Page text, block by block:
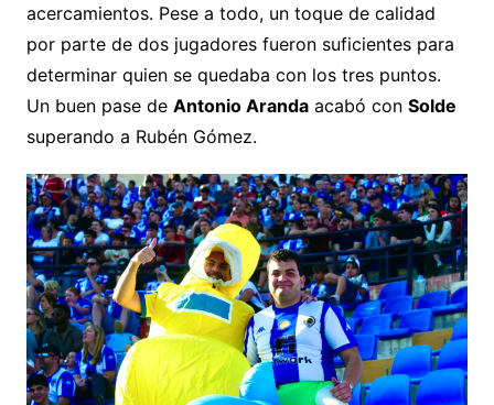
acercamientos. Pese a todo, un toque de calidad
por parte de dos jugadores fueron suficientes para
determinar quien se quedaba con los tres puntos.
Un buen pase de Antonio Arandaacabó con Solde
superando a Rubén Gómez.